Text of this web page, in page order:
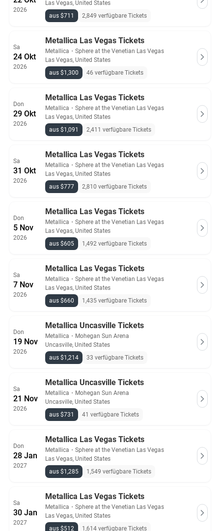
2026
Las Vegas, United States
aus $711
2,849 verfügbare Tickets
Sa
24 Okt
2026
Metallica Las Vegas Tickets
Metallica ・ Sphere at the Venetian Las Vegas
Las Vegas, United States
aus $1,300
46 verfügbare Tickets
Don
29 Okt
2026
Metallica Las Vegas Tickets
Metallica ・ Sphere at the Venetian Las Vegas
Las Vegas, United States
aus $1,091
2,411 verfügbare Tickets
Sa
31 Okt
2026
Metallica Las Vegas Tickets
Metallica ・ Sphere at the Venetian Las Vegas
Las Vegas, United States
aus $777
2,810 verfügbare Tickets
Don
5 Nov
2026
Metallica Las Vegas Tickets
Metallica ・ Sphere at the Venetian Las Vegas
Las Vegas, United States
aus $605
1,492 verfügbare Tickets
Sa
7 Nov
2026
Metallica Las Vegas Tickets
Metallica ・ Sphere at the Venetian Las Vegas
Las Vegas, United States
aus $660
1,435 verfügbare Tickets
Don
19 Nov
2026
Metallica Uncasville Tickets
Metallica ・ Mohegan Sun Arena
Uncasville, United States
aus $1,214
33 verfügbare Tickets
Sa
21 Nov
2026
Metallica Uncasville Tickets
Metallica ・ Mohegan Sun Arena
Uncasville, United States
aus $731
41 verfügbare Tickets
Don
28 Jan
2027
Metallica Las Vegas Tickets
Metallica ・ Sphere at the Venetian Las Vegas
Las Vegas, United States
aus $1,285
1,549 verfügbare Tickets
Sa
30 Jan
2027
Metallica Las Vegas Tickets
Metallica ・ Sphere at the Venetian Las Vegas
Las Vegas, United States
aus $512
1,614 verfügbare Tickets